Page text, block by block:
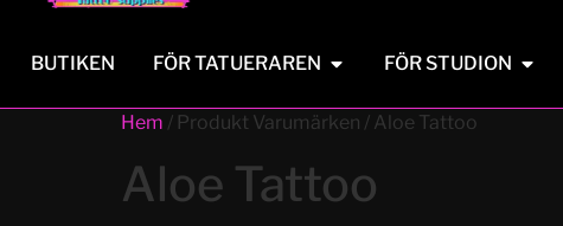
BUTIKEN FÖR TATUERAREN FÖR STUDION
Hem / Produkt Varumärken / Aloe Tattoo
Aloe Tattoo